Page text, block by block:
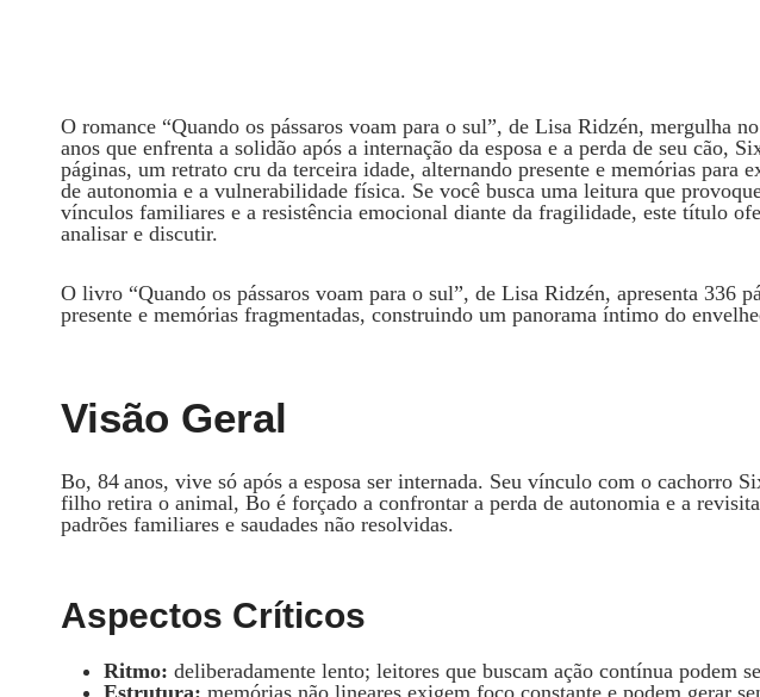
O romance “Quando os pássaros voam para o sul”, de Lisa Ridzén, mergulha
anos que enfrenta a solidão após a internação da esposa e a perda de seu cão,
páginas, um retrato cru da terceira idade, alternando presente e memórias para
de autonomia e a vulnerabilidade física. Se você busca uma leitura que
vínculos familiares e a resistência emocional diante da fragilidade, este título
analisar e discutir.
O livro “Quando os pássaros voam para o sul”, de Lisa Ridzén, apresenta 336
presente e memórias fragmentadas, construindo um panorama íntimo do
Visão Geral
Bo, 84 anos, vive só após a esposa ser internada. Seu vínculo com o cachorro
filho retira o animal, Bo é forçado a confrontar a perda de autonomia e a
padrões familiares e saudades não resolvidas.
Aspectos Críticos
Ritmo: deliberadamente lento; leitores que buscam ação contínua podem
Estrutura: memórias não lineares exigem foco constante e podem gerar